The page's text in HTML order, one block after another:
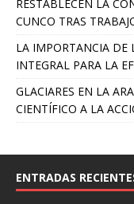
RESTABLECEN LA
CUNCO TRAS
LA IMPORTANCIA DE
INTEGRAL PARA LA
GLACIARES EN LA
CIENTÍFICO A LA
ENTRADAS